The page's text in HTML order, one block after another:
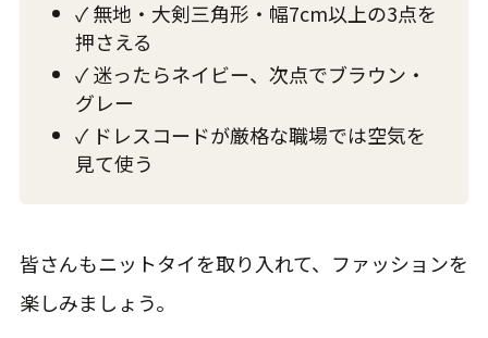
✓ 無地・大剣三角形・幅7cm以上の3点を
押さえる
✓ 迷ったらネイビー、次点でブラウン・
グレー
✓ ドレスコードが厳格な職場では空気を
見て使う
皆さんもニットタイを取り入れて、ファッションを
楽しみましょう。